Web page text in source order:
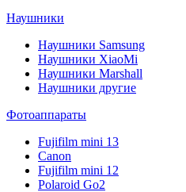
Наушники
Наушники Samsung
Наушники XiaoMi
Наушники Marshall
Наушники другие
Фотоаппараты
Fujifilm mini 13
Canon
Fujifilm mini 12
Polaroid Go2